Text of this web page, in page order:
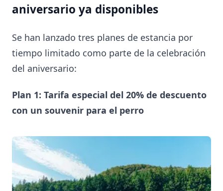
aniversario ya disponibles
Se han lanzado tres planes de estancia por
tiempo limitado como parte de la celebración
del aniversario:
Plan 1: Tarifa especial del 20% de descuento
con un souvenir para el perro